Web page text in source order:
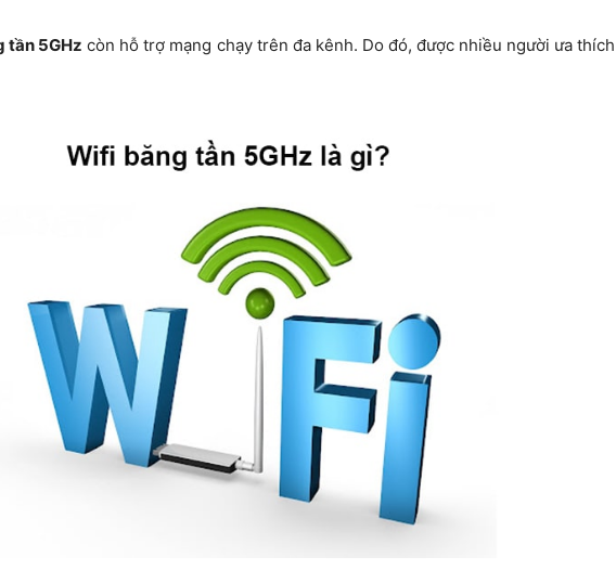
tần 5GHz còn hỗ trợ mạng chạy trên đa kênh. Do đó, được nhiều người ưa thích